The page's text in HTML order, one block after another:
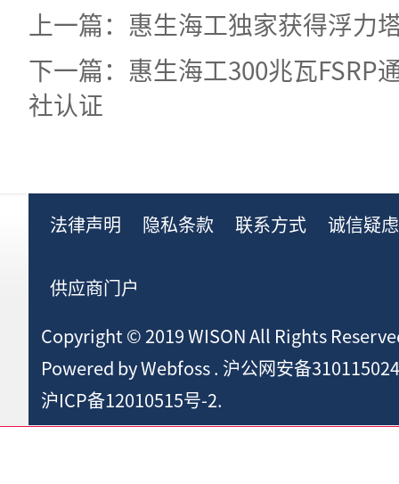
上一篇：惠生海工独家获得浮力
下一篇：惠生海工300兆瓦FSRP
社认证
法律声明 隐私条款 联系方式 诚信疑
供应商门户
Copyright © 2019 WISON All Rights
Powered byWebfoss. 沪公网安备
沪ICP备12010515号-2.